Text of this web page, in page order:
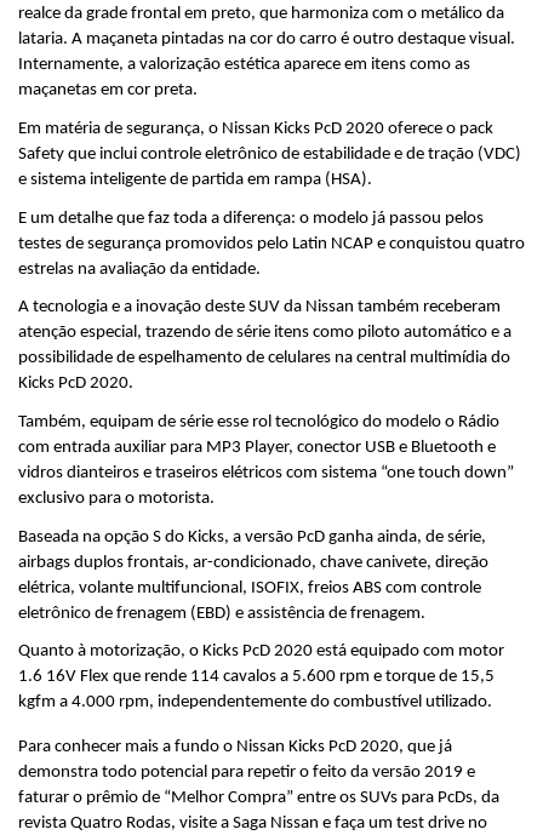
realce da grade frontal em preto, que harmoniza com o metálico da
lataria. A maçaneta pintadas na cor do carro é outro destaque visual.
Internamente, a valorização estética aparece em itens como as
maçanetas em cor preta.
Em matéria de segurança, o Nissan Kicks PcD 2020 oferece o pack
Safety que inclui controle eletrônico de estabilidade e de tração (VDC)
e sistema inteligente de partida em rampa (HSA).
E um detalhe que faz toda a diferença: o modelo já passou pelos
testes de segurança promovidos pelo Latin NCAP e conquistou quatro
estrelas na avaliação da entidade.
A tecnologia e a inovação deste SUV da Nissan também receberam
atenção especial, trazendo de série itens como piloto automático e a
possibilidade de espelhamento de celulares na central multimídia do
Kicks PcD 2020.
Também, equipam de série esse rol tecnológico do modelo o Rádio
com entrada auxiliar para MP3 Player, conector USB e Bluetooth e
vidros dianteiros e traseiros elétricos com sistema “one touch down”
exclusivo para o motorista.
Baseada na opção S do Kicks, a versão PcD ganha ainda, de série,
airbags duplos frontais, ar-condicionado, chave canivete, direção
elétrica, volante multifuncional, ISOFIX, freios ABS com controle
eletrônico de frenagem (EBD) e assistência de frenagem.
Quanto à motorização, o Kicks PcD 2020 está equipado com motor
1.6 16V Flex que rende 114 cavalos a 5.600 rpm e torque de 15,5
kgfm a 4.000 rpm, independentemente do combustível utilizado.
Para conhecer mais a fundo o Nissan Kicks PcD 2020, que já
demonstra todo potencial para repetir o feito da versão 2019 e
faturar o prêmio de “Melhor Compra” entre os SUVs para PcDs, da
revista Quatro Rodas, visite a Saga Nissan e faça um test drive no